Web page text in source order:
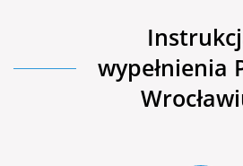
wypełnienia